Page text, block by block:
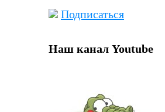
Подписаться
Наш канал Youtube